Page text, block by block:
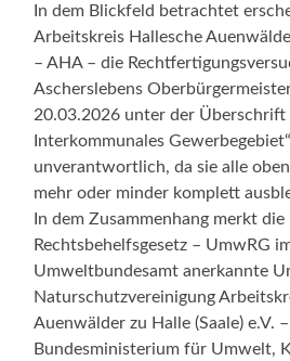
In dem Blickfeld betrachtet
Arbeitskreis Hallesche
– AHA – die
Ascherslebens
20.03.2026 unter der
Interkommunales
unverantwortlich, da sie alle
mehr oder minder komplett
In dem Zusammenhang merkt
Rechtsbehelfsgesetz – UmwRG
Umweltbundesamt anerkannte
Naturschutzvereinigung
Auenwälder zu Halle (Saale) e.V.
Bundesministerium für Umwelt,